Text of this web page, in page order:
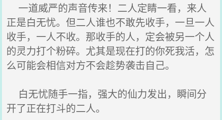
一道威严的声音传来！二人定睛一看，来人
正是白无忧。但二人谁也不敢先收手，一旦一人
收手，一人不收。那收手的人，定会被另一个人
的灵力打个粉碎。尤其是现在打的你死我活，怎
么可能会相信对方不会趁势袭击自己。
白无忧随手一指，强大的仙力发出，瞬间分
开了正在打斗的二人。